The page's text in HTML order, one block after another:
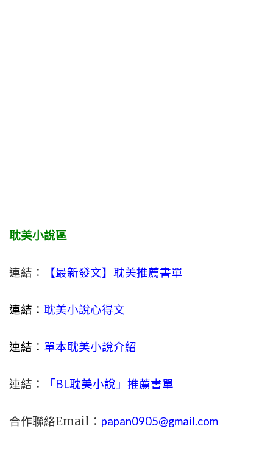
耽美小說區
連結： 【最新發文】耽美推薦書單
連結： 耽美小說心得文
連結： 單本耽美小說介紹
連結： 「BL耽美小說」推薦書單
合作聯絡Email： papan0905@gmail.com